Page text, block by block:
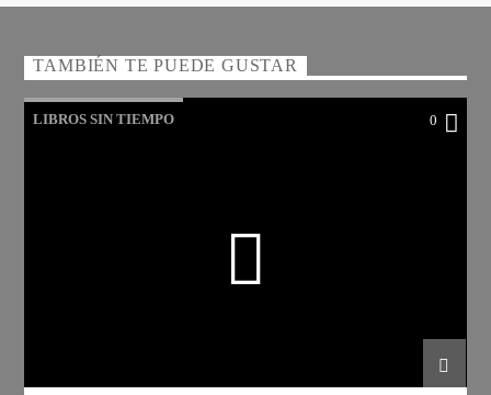
TAMBIÉN TE PUEDE GUSTAR
LIBROS SIN TIEMPO 0